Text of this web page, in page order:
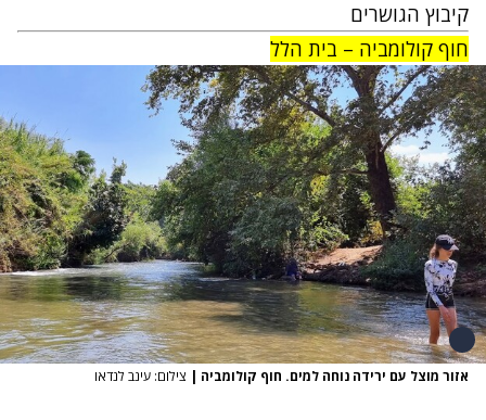
קיבוץ הגושרים
חוף קולומביה – בית הלל
אזור מוצל עם ירידה נוחה למים. חוף קולומביה | צילום: עינב לנדאו